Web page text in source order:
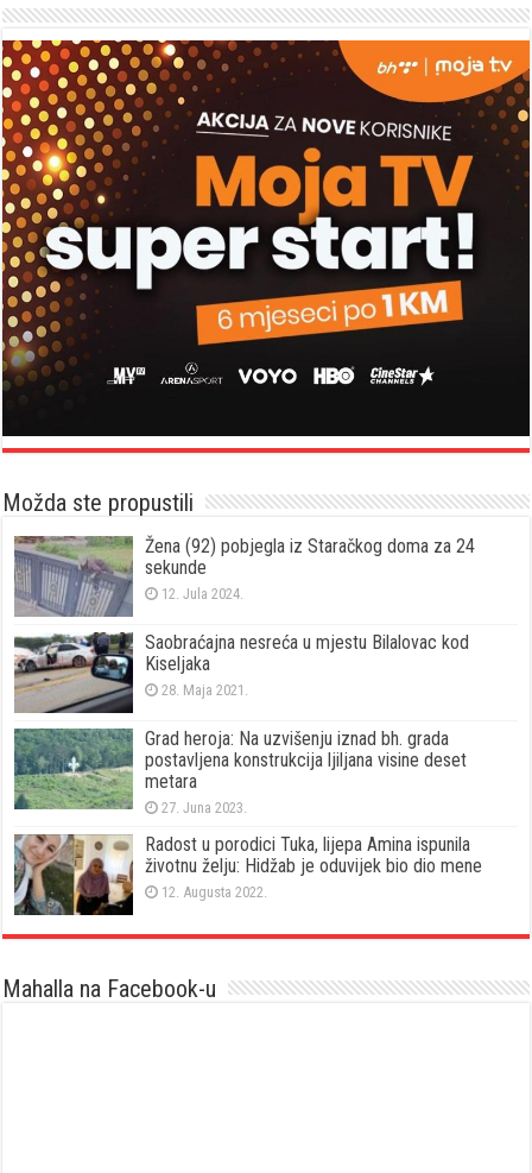
Možda ste propustili
Žena (92) pobjegla iz Staračkog doma za 24
sekunde
12. Jula 2024.
Saobraćajna nesreća u mjestu Bilalovac kod
Kiseljaka
28. Maja 2021.
Grad heroja: Na uzvišenju iznad bh. grada
postavljena konstrukcija ljiljana visine deset
metara
27. Juna 2023.
Radost u porodici Tuka, lijepa Amina ispunila
životnu želju: Hidžab je oduvijek bio dio mene
12. Augusta 2022.
Mahalla na Facebook-u